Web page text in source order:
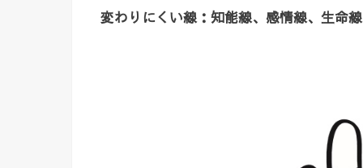
変わりにくい線：知能線、感情線、生命線